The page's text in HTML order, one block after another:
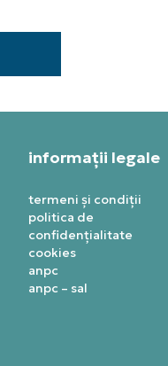
informații legale
termeni și condiții
politica de
confidențialitate
cookies
anpc
anpc – sal